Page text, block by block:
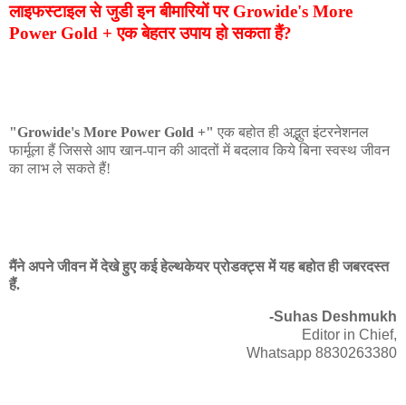
लाइफस्टाइल से जुडी इन बीमारियों पर Growide's More
Power Gold + एक बेहतर उपाय हो सकता हैं?
"Growide's More Power Gold +" एक बहोत ही अद्भुत इंटरनेशनल
फार्मूला हैं जिससे आप खान-पान की आदतों में बदलाव किये बिना स्वस्थ जीवन
का लाभ ले सकते हैं!
मैंने अपने जीवन में देखे हुए कई हेल्थकेयर प्रोडक्ट्स में यह बहोत ही जबरदस्त
हैं.
-Suhas Deshmukh
Editor in Chief,
Whatsapp 8830263380